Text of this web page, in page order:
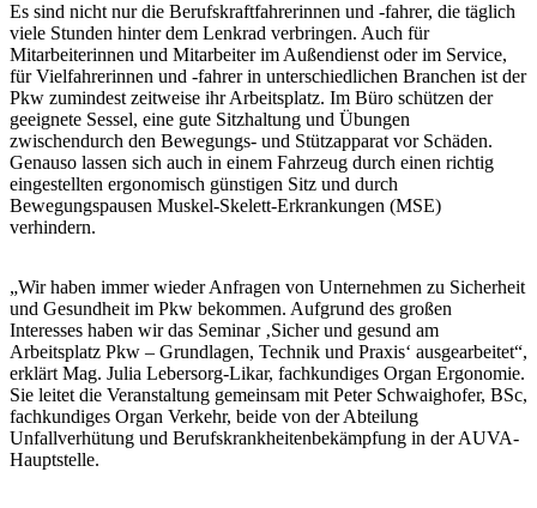
Es sind nicht nur die Berufskraftfahrerinnen und -fahrer, die täglich
viele Stunden hinter dem Lenkrad verbringen. Auch für
Mitarbeiterinnen und Mitarbeiter im Außendienst oder im Service,
für Vielfahrerinnen und -fahrer in unterschiedlichen Branchen ist der
Pkw zumindest zeitweise ihr Arbeitsplatz. Im Büro schützen der
geeignete Sessel, eine gute Sitzhaltung und Übungen
zwischendurch den Bewegungs- und Stützapparat vor Schäden.
Genauso lassen sich auch in einem Fahrzeug durch einen richtig
eingestellten ergonomisch günstigen Sitz und durch
Bewegungspausen Muskel-Skelett-Erkrankungen (MSE)
verhindern.
„Wir haben immer wieder Anfragen von Unternehmen zu Sicherheit
und Gesundheit im Pkw bekommen. Aufgrund des großen
Interesses haben wir das Seminar ‚Sicher und gesund am
Arbeitsplatz Pkw – Grundlagen, Technik und Praxis‘ ausgearbeitet“,
erklärt Mag. Julia Lebersorg-Likar, fachkundiges Organ Ergonomie.
Sie leitet die Veranstaltung gemeinsam mit Peter Schwaighofer, BSc,
fachkundiges Organ Verkehr, beide von der Abteilung
Unfallverhütung und Berufskrankheitenbekämpfung in der AUVA-
Hauptstelle.